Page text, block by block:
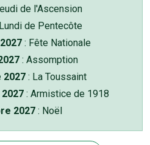
de l'Ascension
de Pentecôte
: Fête Nationale
: Assomption
2027 : La Toussaint
: Armistice de 1918
2027 : Noël